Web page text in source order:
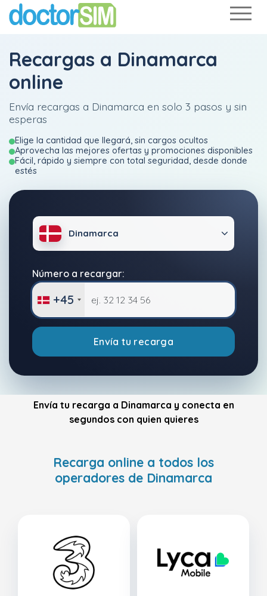
Recargas a Dinamarca
online
Envía recargas a Dinamarca en solo 3 pasos y sin
esperas
Elige la cantidad que llegará, sin cargos ocultos
Aprovecha las mejores ofertas y promociones disponibles
Fácil, rápido y siempre con total seguridad, desde donde
estés
Dinamarca
Número a recargar:
+45
Envía tu recarga
Envía tu recarga a Dinamarca y conecta en
segundos con quien quieres
Recarga online a todos los
operadores de Dinamarca